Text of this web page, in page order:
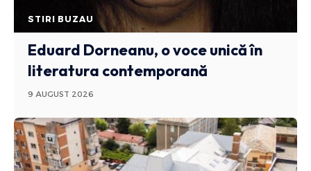
STIRI BUZAU
Eduard Dorneanu, o voce unică în
literatura contemporană
9 AUGUST 2026